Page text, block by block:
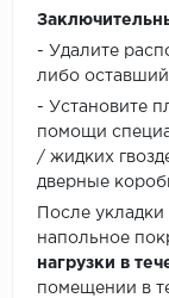
- Удалите
либо
- Установите
помощи
/ жидких
дверные
После
напольное
нагрузки в
помещении в